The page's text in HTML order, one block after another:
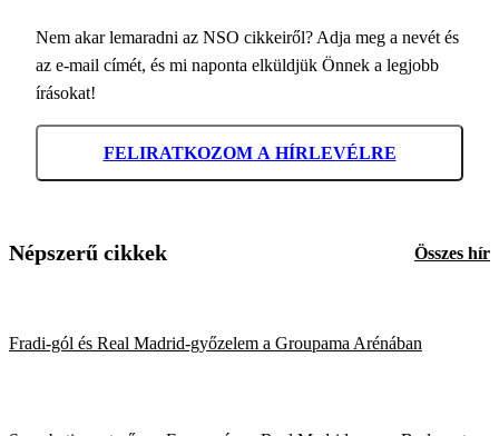
Nem akar lemaradni az NSO cikkeiről? Adja meg a nevét és
az e-mail címét, és mi naponta elküldjük Önnek a legjobb
írásokat!
FELIRATKOZOM A HÍRLEVÉLRE
Népszerű cikkek Összes hír
Fradi-gól és Real Madrid-győzelem a Groupama Arénában